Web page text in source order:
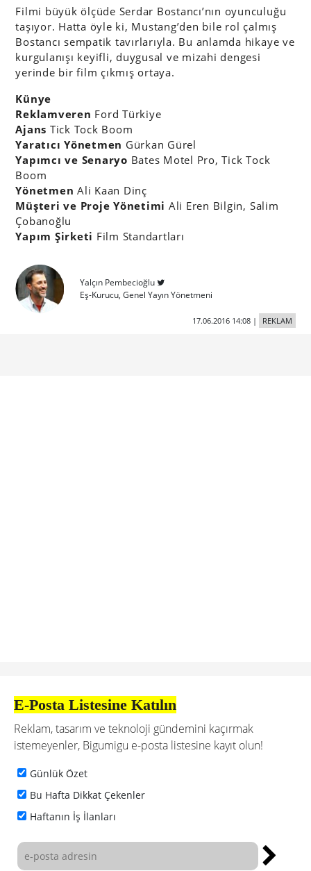
Filmi büyük ölçüde Serdar Bostancı’nın oyunculuğu
taşıyor. Hatta öyle ki, Mustang’den bile rol çalmış
Bostancı sempatik tavırlarıyla. Bu anlamda hikaye ve
kurgulanışı keyifli, duygusal ve mizahi dengesi
yerinde bir film çıkmış ortaya.
Künye
Reklamveren Ford Türkiye
Ajans Tick Tock Boom
Yaratıcı Yönetmen Gürkan Gürel
Yapımcı ve Senaryo Bates Motel Pro, Tick Tock
Boom
Yönetmen Ali Kaan Dinç
Müşteri ve Proje Yönetimi Ali Eren Bilgin, Salim
Çobanoğlu
Yapım Şirketi Film Standartları
Yalçın Pembecioğlu
Eş-Kurucu, Genel Yayın Yönetmeni
17.06.2016 14:08| REKLAM
E-Posta Listesine Katılın
Reklam, tasarım ve teknoloji gündemini kaçırmak
istemeyenler, Bigumigu e-posta listesine kayıt olun!
Günlük Özet
Bu Hafta Dikkat Çekenler
Haftanın İş İlanları